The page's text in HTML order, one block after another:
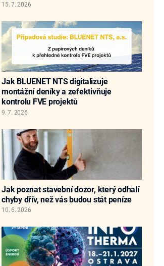
15. 7. 2026
Jak BLUENET NTS digitalizuje
montážní deníky a zefektivňuje
kontrolu FVE projektů
9. 7. 2026
Jak poznat stavební dozor, který odhalí
chyby dřív, než vás budou stát peníze
10. 6. 2026